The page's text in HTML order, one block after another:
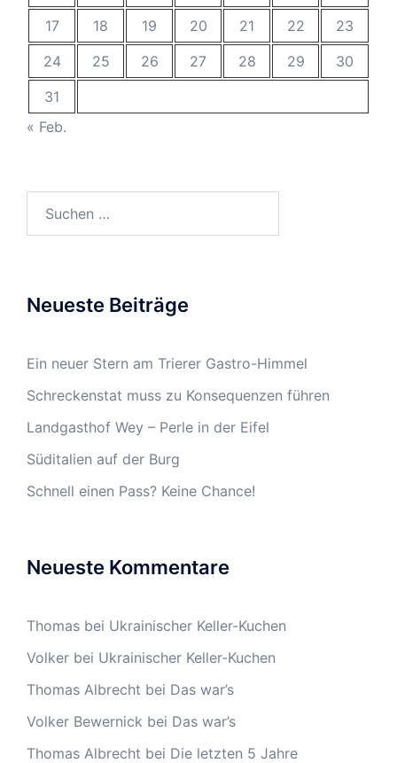
17
18 19 20 21 22
23
24
25 26 27 28 29
30
31
« Feb.
Neueste Beiträge
Ein neuer Stern am Trierer Gastro-Himmel
Schreckenstat muss zu Konsequenzen führen
Landgasthof Wey – Perle in der Eifel
Süditalien auf der Burg
Schnell einen Pass? Keine Chance!
Neueste Kommentare
Thomas bei Ukrainischer Keller-Kuchen
Volker bei Ukrainischer Keller-Kuchen
Thomas Albrecht bei Das war’s
Volker Bewernick bei Das war’s
Thomas Albrecht bei Die letzten 5 Jahre